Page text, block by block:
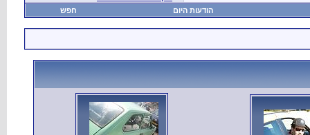
הודעות היום חפש